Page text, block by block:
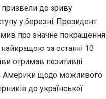
призвели до зриву
у березні. Президент
про значне покращення
найкращою за останні 10
отримав позитивні
Америки щодо можливого
до української